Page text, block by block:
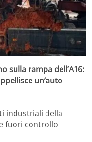
sulla rampa dell’A16:
un’auto
industriali della
fuori controllo